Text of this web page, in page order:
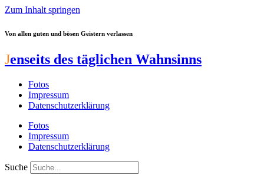
Zum Inhalt springen
Von allen guten und bösen Geistern verlassen
Jenseits des täglichen Wahnsinns
Fotos
Impressum
Datenschutzerklärung
Fotos
Impressum
Datenschutzerklärung
Suche